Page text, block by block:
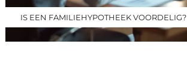
IS EEN FAMILIEHYPOTHEEK VOORDELIG?